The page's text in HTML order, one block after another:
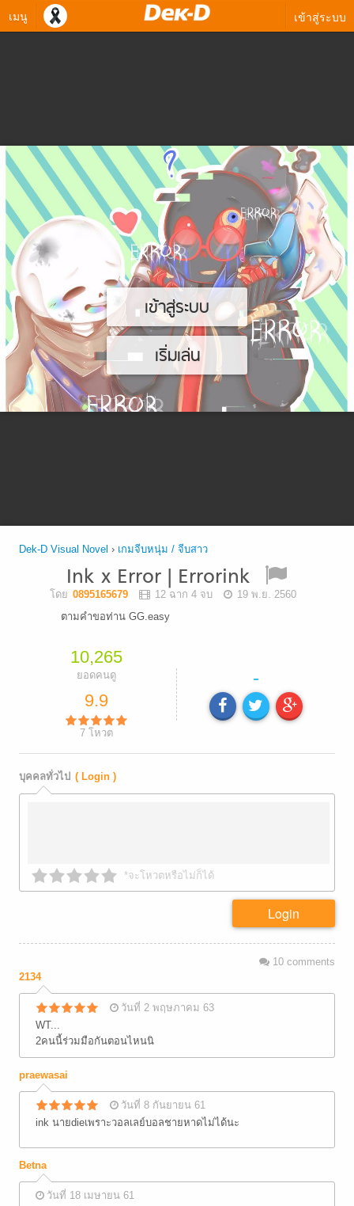
เมนู เข้าสู่ระบบ
เข้าสู่ระบบ
เริ่มเล่น
Dek-D Visual Novel › เกมจีบหนุ่ม / จีบสาว
Ink x Error | Errorink
โดย 0895165679 12 ฉาก 4 จบ
19 พ.ย. 2560
ตามคำขอท่าน GG.easy
10,265
ยอดคนดู
9.9
7โหวต
-
บุคคลทั่วไป ( Login )
*จะโหวตหรือไม่ก็ได้
Login
10comments
2134
วันที่ 2 พฤษภาคม 63
WT...
2คนนี้ร่วมมือกันตอนไหนนิ
praewasai
วันที่ 8 กันยายน 61
ink นายdieเพราะวอลเลย์บอลชายหาดไม่ได้นะ
Betna
วันที่ 18 เมษายน 61